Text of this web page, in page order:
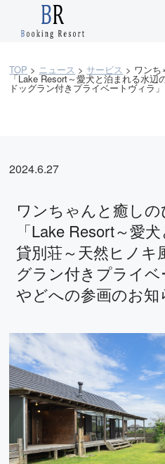
TOP > ニュース > サービス > ワンち
「Lake Resort～愛犬と泊まれる水辺
ドッグラン付きプライベートヴィラ
2024.6.27
ワンちゃんと癒し
「Lake Resort～愛
貸別荘～天然ヒノキ
グラン付きプライ
やどへの参画のお知